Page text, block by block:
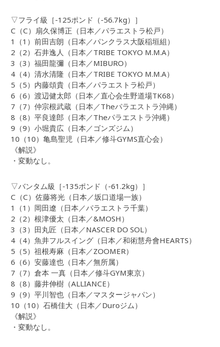
▽フライ級［-125ポンド（-56.7kg）］
C（C）扇久保博正（日本／パラエストラ松戸）
1（1）前田吉朗（日本／パンクラス大阪稲垣組）
2（2）石井逸人（日本／TRIBE TOKYO M.M.A）
3（3）福田龍彌（日本／MIBURO）
4（4）清水清隆（日本／TRIBE TOKYO M.M.A）
5（5）内藤頌貴（日本／パラエストラ松戸）
6（6）渡辺健太郎（日本／直心会生野道場TK68）
7（7）仲宗根武蔵（日本／Theパラエストラ沖縄）
8（8）平良達郎（日本／Theパラエストラ沖縄）
9（9）小堀貴広（日本／ゴンズジム）
10（10）亀島聖児（日本／修斗GYMS直心会）
《解説》
・変動なし。
▽バンタム級［-135ポンド（-61.2kg）］
C（C）佐藤将光（日本／坂口道場一族）
1（1）岡田遼（日本／パラエストラ千葉）
2（2）根津優太（日本／&MOSH）
3（3）田丸匠（日本／NASCER DO SOL）
4（4）魚井フルスイング（日本／和術慧舟會HEARTS）
5（5）祖根寿麻（日本／ZOOMER）
6（6）安藤達也（日本／無所属）
7（7）倉本 一真（日本／修斗GYM東京）
8（8）藤井伸樹（ALLIANCE）
9（9）平川智也（日本／マスタージャパン）
10（10）石橋佳大（日本／Duroジム）
《解説》
・変動なし。